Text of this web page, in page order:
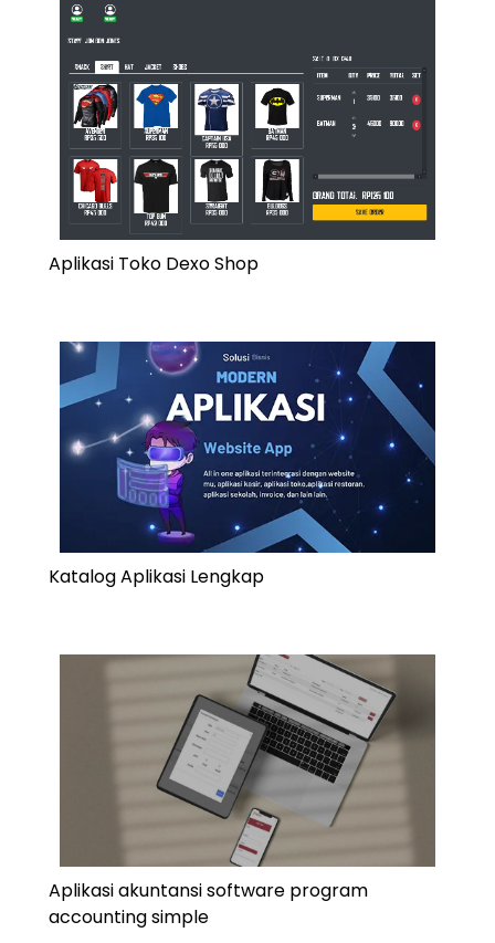
Aplikasi Toko Dexo Shop
Katalog Aplikasi Lengkap
Aplikasi akuntansi software program
accounting simple